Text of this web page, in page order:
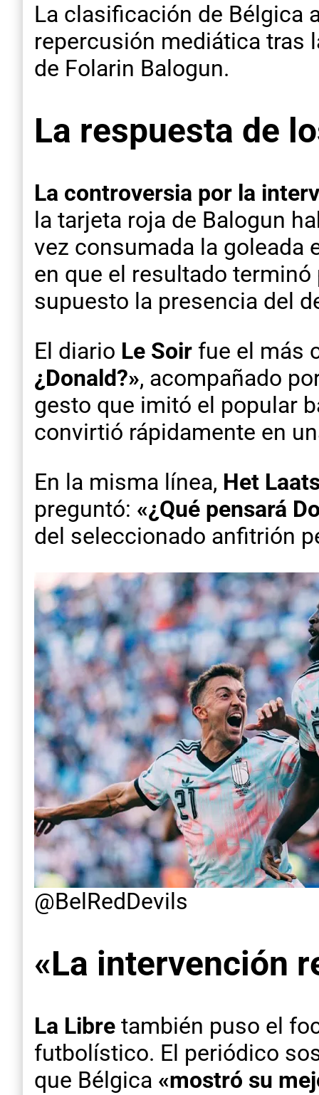
La clasificación de Bélgica
repercusión mediática tras
de Folarin Balogun.
La respuesta de
La controversia por la
la tarjeta roja de Balogun
vez consumada la goleada
en que el resultado
supuesto la presencia del
El diario Le Soir fue el más
¿Donald?», acompañado
gesto que imitó el popular
convirtió rápidamente en
En la misma línea, Het
preguntó: «¿Qué pensará
del seleccionado anfitrión
@BelRedDevils
«La intervención
La Libre también puso el
futbolístico. El periódico
que Bélgica «mostró su